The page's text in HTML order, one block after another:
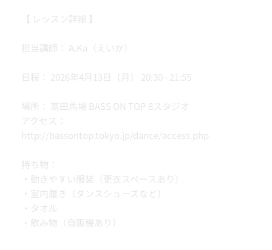
【 レッスン詳細 】
担当講師： A.Ka（えいか）
日程： 2026年4月13日（月） 20:30 - 21:55
場所： 高田馬場 BASS ON TOP 8スタジオ
アクセス：
http://bassontop.tokyo.jp/dance/access.php
持ち物：
・動きやすい服装（更衣スペースあり）
・室内履き（ダンスシューズなど）
・タオル
・飲み物（自販機あり）